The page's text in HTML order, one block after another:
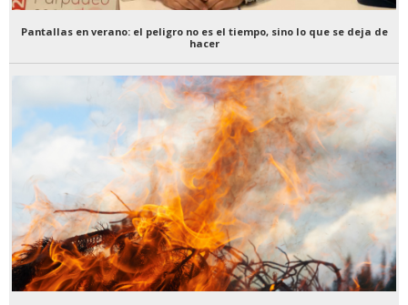
Pantallas en verano: el peligro no es el tiempo, sino lo que se deja de
hacer